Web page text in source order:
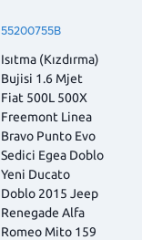
55200755B
Isıtma (Kızdırma)
Bujisi 1.6 Mjet
Fiat 500L 500X
Freemont Linea
Bravo Punto Evo
Sedici Egea Doblo
Yeni Ducato
Doblo 2015 Jeep
Renegade Alfa
Romeo Mito 159